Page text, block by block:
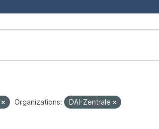
Organizations: DAI-Zentrale